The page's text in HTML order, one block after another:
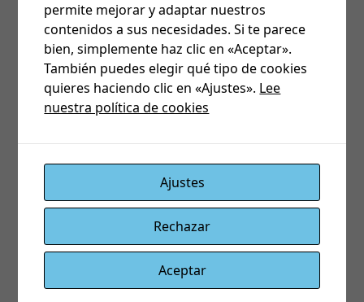
Ventosas / Cerraduras
Puedes hacer clic aquí para visitar la pagina Web
de CDVI
Software
permite mejorar y adaptar nuestros
contenidos a sus necesidades. Si te parece
bien, simplemente haz clic en «Aceptar».
También puedes elegir qué tipo de cookies
quieres haciendo clic en «Ajustes». Lee
nuestra política de cookies
Ajustes
Rechazar
Aceptar